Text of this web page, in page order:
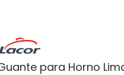
para Horno